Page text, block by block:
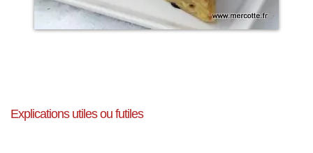
Explications utiles ou futiles